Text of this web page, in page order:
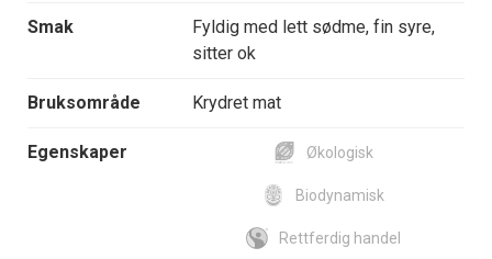
Smak
Fyldig med lett sødme, fin syre,
sitter ok
Bruksområde Krydret mat
Egenskaper Økologisk
Biodynamisk
Rettferdig handel